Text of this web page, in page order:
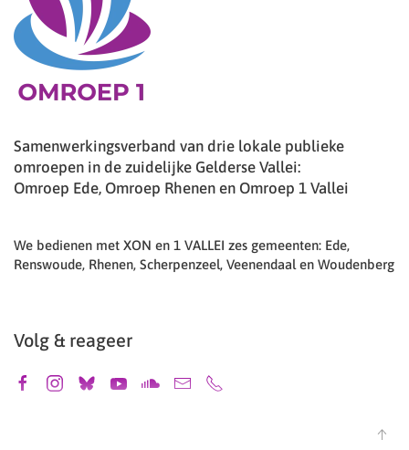
Samenwerkingsverband van drie lokale publieke
omroepen in de zuidelijke Gelderse Vallei:
Omroep Ede, Omroep Rhenen en Omroep 1 Vallei
We bedienen met XON en 1 VALLEI zes gemeenten: Ede,
Renswoude, Rhenen, Scherpenzeel, Veenendaal en Woudenberg
Volg & reageer